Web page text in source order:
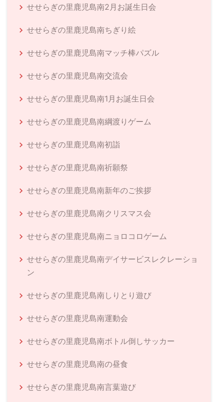
せせらぎの里鹿児島南2月お誕生日会
せせらぎの里鹿児島南ちぎり絵
せせらぎの里鹿児島南マッチ棒パズル
せせらぎの里鹿児島南交流会
せせらぎの里鹿児島南1月お誕生日会
せせらぎの里鹿児島南綱渡りゲーム
せせらぎの里鹿児島南初詣
せせらぎの里鹿児島南祈願祭
せせらぎの里鹿児島南新年のご挨拶
せせらぎの里鹿児島南クリスマス会
せせらぎの里鹿児島南ニョロコロゲーム
せせらぎの里鹿児島南デイサービスレクレーショ
ン
せせらぎの里鹿児島南しりとり遊び
せせらぎの里鹿児島南運動会
せせらぎの里鹿児島南ボトル倒しサッカー
せせらぎの里鹿児島南の昼食
せせらぎの里鹿児島南言葉遊び